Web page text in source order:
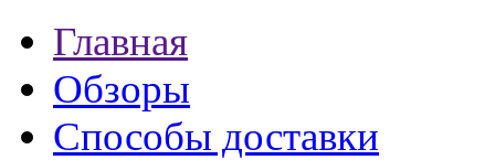
Главная
Обзоры
Способы доставки